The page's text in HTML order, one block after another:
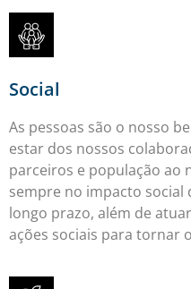
Social
As pessoas são o nosso
estar dos nossos
parceiros e população ao
sempre no impacto social
longo prazo, além de
ações sociais para tornar